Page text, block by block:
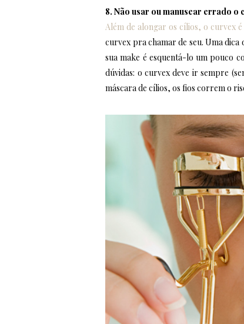
8. Não usar ou manusear errado o
Além de alongar os cílios, o curvex
curvex pra chamar de seu. Uma
sua make é esquentá-lo um pouco
dúvidas: o curvex deve ir sempre
máscara de cílios, os fios correm o